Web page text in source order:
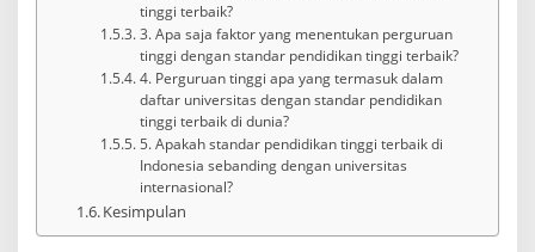
tinggi terbaik?
3. Apa saja faktor yang menentukan perguruan
tinggi dengan standar pendidikan tinggi terbaik?
4. Perguruan tinggi apa yang termasuk dalam
daftar universitas dengan standar pendidikan
tinggi terbaik di dunia?
5. Apakah standar pendidikan tinggi terbaik di
Indonesia sebanding dengan universitas
internasional?
Kesimpulan